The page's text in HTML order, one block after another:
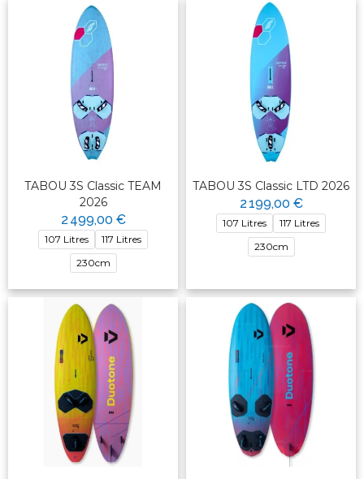
TABOU 3S Classic TEAM
2026
2 499,00 €
107 Litres
117 Litres
230cm
TABOU 3S Classic LTD 2026
2 199,00 €
107 Litres
117 Litres
230cm